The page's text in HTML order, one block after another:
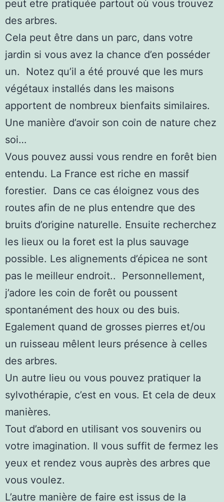
peut etre pratiquée partout où vous trouvez
des arbres.
Cela peut être dans un parc, dans votre
jardin si vous avez la chance d’en posséder
un. Notez qu’il a été prouvé que les murs
végétaux installés dans les maisons
apportent de nombreux bienfaits similaires.
Une manière d’avoir son coin de nature chez
soi…
Vous pouvez aussi vous rendre en forêt bien
entendu. La France est riche en massif
forestier. Dans ce cas éloignez vous des
routes afin de ne plus entendre que des
bruits d’origine naturelle. Ensuite recherchez
les lieux ou la foret est la plus sauvage
possible. Les alignements d’épicea ne sont
pas le meilleur endroit.. Personnellement,
j’adore les coin de forêt ou poussent
spontanément des houx ou des buis.
Egalement quand de grosses pierres et/ou
un ruisseau mêlent leurs présence à celles
des arbres.
Un autre lieu ou vous pouvez pratiquer la
sylvothérapie, c’est en vous. Et cela de deux
manières.
Tout d’abord en utilisant vos souvenirs ou
votre imagination. Il vous suffit de fermez les
yeux et rendez vous auprès des arbres que
vous voulez.
L’autre manière de faire est issus de la